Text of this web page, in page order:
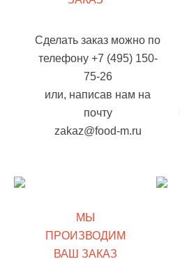
Сделать заказ можно по
телефону +7 (495) 150-
75-26
или, написав нам на
почту
zakaz@food-m.ru
МЫ
ПРОИЗВОДИМ
ВАШ ЗАКАЗ